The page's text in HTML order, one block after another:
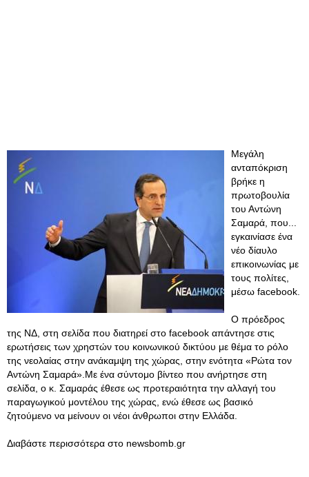
Μεγάλη
ανταπόκριση
βρήκε η
πρωτοβουλία
του Αντώνη
Σαμαρά, που...
εγκαινίασε ένα
νέο δίαυλο
επικοινωνίας με
τους πολίτες,
μέσω facebook.
Ο πρόεδρος
της ΝΔ, στη σελίδα που διατηρεί στο facebook απάντησε στις
ερωτήσεις των χρηστών του κοινωνικού δικτύου με θέμα το ρόλο
της νεολαίας στην ανάκαμψη της χώρας, στην ενότητα «Ρώτα τον
Αντώνη Σαμαρά».Με ένα σύντομο βίντεο που ανήρτησε στη
σελίδα, ο κ. Σαμαράς έθεσε ως προτεραιότητα την αλλαγή του
παραγωγικού μοντέλου της χώρας, ενώ έθεσε ως βασικό
ζητούμενο να μείνουν οι νέοι άνθρωποι στην Ελλάδα.
Διαβάστε περισσότερα στο newsbomb.gr